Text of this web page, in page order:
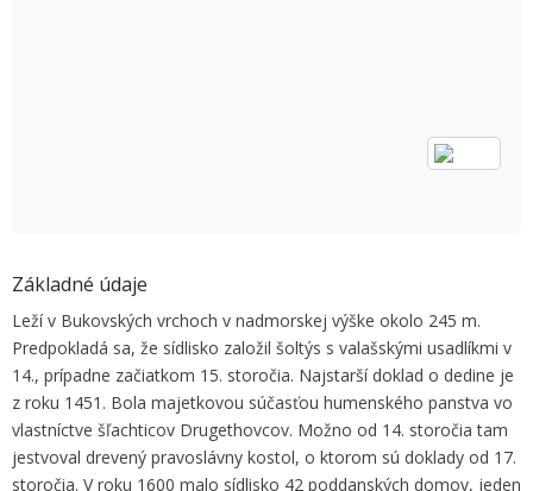
Základné údaje
Leží v Bukovských vrchoch v nadmorskej výške okolo 245 m.
Predpokladá sa, že sídlisko založil šoltýs s valašskými usadlíkmi v
14., prípadne začiatkom 15. storočia. Najstarší doklad o dedine je
z roku 1451. Bola majetkovou súčasťou humenského panstva vo
vlastníctve šľachticov Drugethovcov. Možno od 14. storočia tam
jestvoval drevený pravoslávny kostol, o ktorom sú doklady od 17.
storočia. V roku 1600 malo sídlisko 42 poddanských domov, jeden